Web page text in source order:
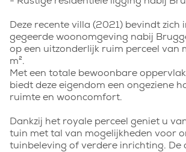
Deze recente villa (2021) bevindt zich
gegeerde woonomgeving nabij
op een uitzonderlijk ruim perceel van
m².
Met een totale bewoonbare
biedt deze eigendom een ongeziene
ruimte en wooncomfort.
Dankzij het royale perceel geniet u
tuin met tal van mogelijkheden voor
tuinbeleving of verdere inrichting. De